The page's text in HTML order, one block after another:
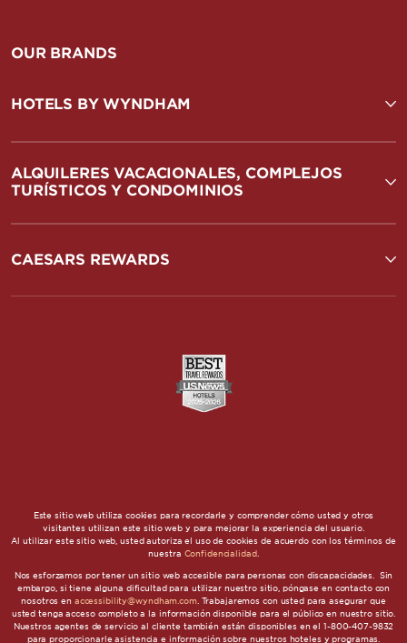
OUR BRANDS
HOTELS BY WYNDHAM
ALQUILERES VACACIONALES, COMPLEJOS
TURÍSTICOS Y CONDOMINIOS
CAESARS REWARDS
Este sitio web utiliza cookies para recordarle y comprender cómo usted y otros
visitantes utilizan este sitio web y para mejorar la experiencia del usuario.
Al utilizar este sitio web, usted autoriza el uso de cookies de acuerdo con los términos de
nuestra Confidencialidad.
Nos esforzamos por tener un sitio web accesible para personas con discapacidades. Sin
embargo, si tiene alguna dificultad para utilizar nuestro sitio, póngase en contacto con
nosotros en accessibility@wyndham.com. Trabajaremos con usted para asegurar que
usted tenga acceso completo a la información disponible para el público en nuestro sitio.
Nuestros agentes de servicio al cliente también están disponibles en el 1-800-407-9832
para proporcionarle asistencia e información sobre nuestros hoteles y programas.